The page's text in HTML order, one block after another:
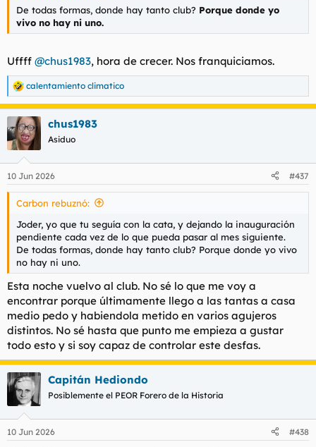
De todas formas, donde hay tanto club? Porque donde yo
vivo no hay ni uno.
Uffff @chus1983, hora de crecer. Nos franquiciamos.
R
e
a
c
c
i
e
s
calentamiento climatico
chus1983
Asiduo
10 Jun 2026 #437
Carbon rebuznó:
Joder, yo que tu seguía con la cata, y dejando la inauguración
pendiente cada vez de lo que pueda pasar al mes siguiente.
De todas formas, donde hay tanto club? Porque donde yo vivo
no hay ni uno.
Esta noche vuelvo al club. No sé lo que me voy a
encontrar porque últimamente llego a las tantas a casa
medio pedo y habiendola metido en varios agujeros
distintos. No sé hasta que punto me empieza a gustar
todo esto y si soy capaz de controlar este desfas.
Capitán Hediondo
Posiblemente el PEOR Forero de la Historia
10 Jun 2026 #438